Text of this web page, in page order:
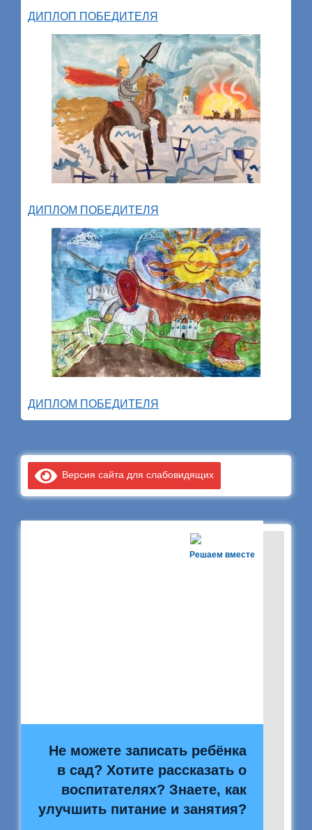
ДИПЛОП ПОБЕДИТЕЛЯ
ДИПЛОМ ПОБЕДИТЕЛЯ
ДИПЛОМ ПОБЕДИТЕЛЯ
Версия сайта для слабовидящих
Решаем вместе
Не можете записать ребёнка
в сад? Хотите рассказать о
воспитателях? Знаете, как
улучшить питание и занятия?